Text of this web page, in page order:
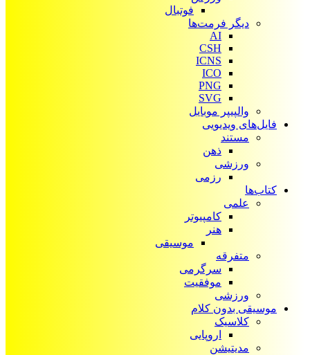
فوتبال
دیگر فرمت‌ها
AI
CSH
ICNS
ICO
PNG
SVG
والپیپر موبایل
فایل‌های ویدیویی
مستند
ذهن
ورزشی
رزمی
کتاب‌ها
علمی
کامپیوتر
هنر
موسیقی
متفرقه
سرگرمی
موفقیت
ورزشی
موسیقی بدون کلام
کلاسیک
اروپایی
مدیتیشن